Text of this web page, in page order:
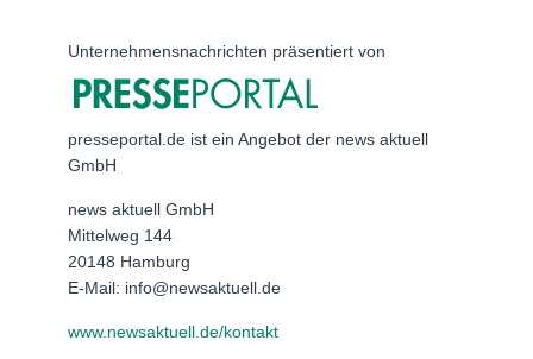
Unternehmensnachrichten präsentiert von
presseportal.de ist ein Angebot der news aktuell
GmbH
news aktuell GmbH
Mittelweg 144
20148 Hamburg
E-Mail: info@newsaktuell.de
www.newsaktuell.de/kontakt